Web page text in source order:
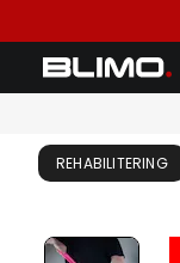
REHABILITERING